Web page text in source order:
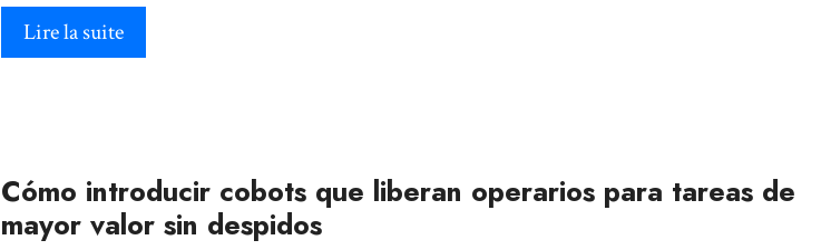
Lire la suite
Cómo introducir cobots que liberan operarios para tareas de
mayor valor sin despidos